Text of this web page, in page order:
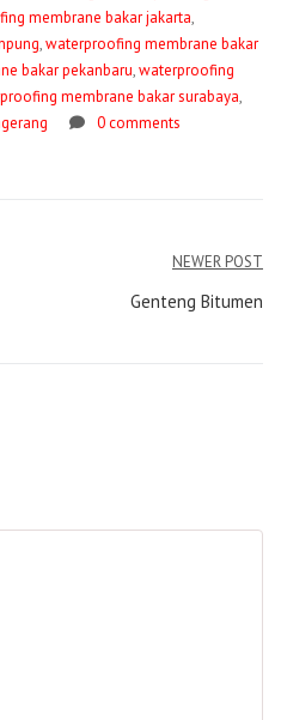
membrane bakar jakarta,
,waterproofing membrane bakar
bakar pekanbaru,waterproofing
membrane bakar surabaya,
0 comments
NEWER POST
Genteng Bitumen